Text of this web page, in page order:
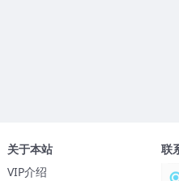
关于本站
VIP介绍
联